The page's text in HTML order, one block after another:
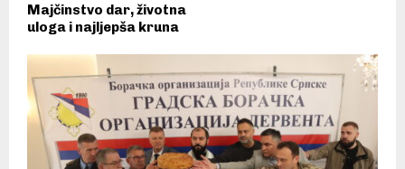
Majčinstvo dar, životna
uloga i najljepša kruna